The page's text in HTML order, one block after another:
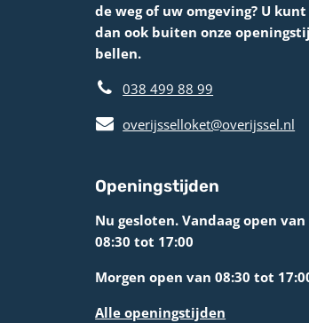
de weg of uw omgeving? U kunt
dan ook buiten onze
bellen.
038 499 88 99
overijsselloket@overijssel.nl
Openingstijden
Nu gesloten. Vandaag open van
08:30 tot 17:00
Morgen open van 08:30 tot
Alle openingstijden